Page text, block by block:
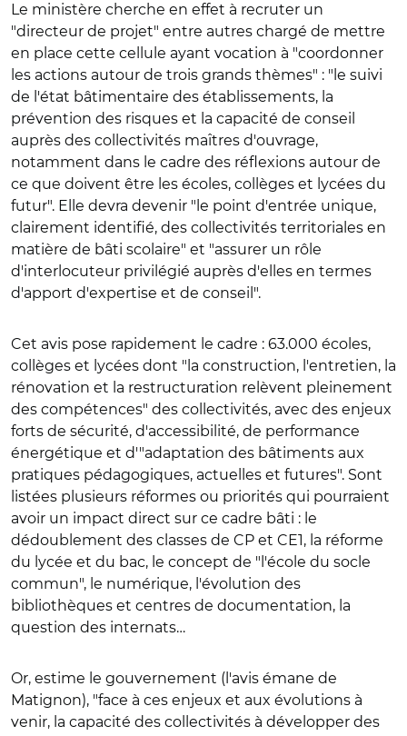
Le ministère cherche en effet à recruter un
"directeur de projet" entre autres chargé de mettre
en place cette cellule ayant vocation à "coordonner
les actions autour de trois grands thèmes" : "le suivi
de l'état bâtimentaire des établissements, la
prévention des risques et la capacité de conseil
auprès des collectivités maîtres d'ouvrage,
notamment dans le cadre des réflexions autour de
ce que doivent être les écoles, collèges et lycées du
futur". Elle devra devenir "le point d'entrée unique,
clairement identifié, des collectivités territoriales en
matière de bâti scolaire" et "assurer un rôle
d'interlocuteur privilégié auprès d'elles en termes
d'apport d'expertise et de conseil".
Cet avis pose rapidement le cadre : 63.000 écoles,
collèges et lycées dont "la construction, l'entretien, la
rénovation et la restructuration relèvent pleinement
des compétences" des collectivités, avec des enjeux
forts de sécurité, d'accessibilité, de performance
énergétique et d'"adaptation des bâtiments aux
pratiques pédagogiques, actuelles et futures". Sont
listées plusieurs réformes ou priorités qui pourraient
avoir un impact direct sur ce cadre bâti : le
dédoublement des classes de CP et CE1, la réforme
du lycée et du bac, le concept de "l'école du socle
commun", le numérique, l'évolution des
bibliothèques et centres de documentation, la
question des internats…
Or, estime le gouvernement (l'avis émane de
Matignon), "face à ces enjeux et aux évolutions à
venir, la capacité des collectivités à développer des